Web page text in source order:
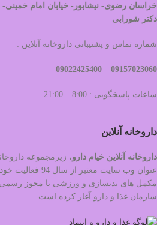
خراسان رضوی- نیشابور- خیابان امام
دکتر شورابی
شماره تماس و پشتیبانی داروخانه آنلاین :
09157023060 –
ساعات پاسخگویی : 8:00 – 21:00
داروخانه آنلاین
داروخانه آنلاین خیام دارو، زیرمجموعه
عنوان وب سایت
مکمل های بدنسازی و ورزشی با مجوز
سازمان غذا و دارو آغاز کرده است.